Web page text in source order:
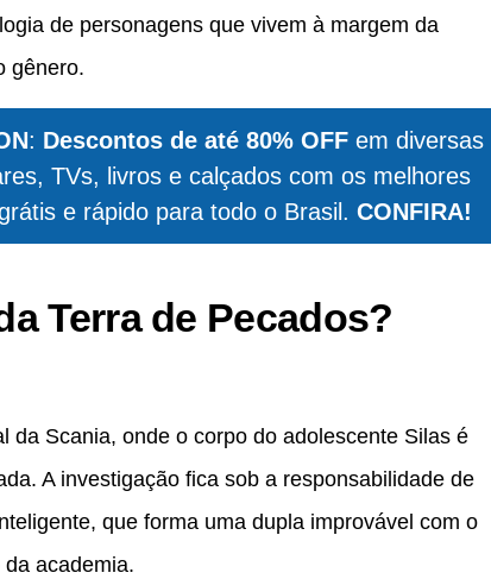
de personagens que vivem à margem da
gênero.
: Descontos de até 80% OFFem diversas
TVs, livros e calçados com os melhores
e rápido para todo o Brasil. CONFIRA!
Terra de Pecados?
da Scania, onde o corpo do adolescente Silas é
A investigação fica sob a responsabilidade de
que forma uma dupla improvável com o
academia.